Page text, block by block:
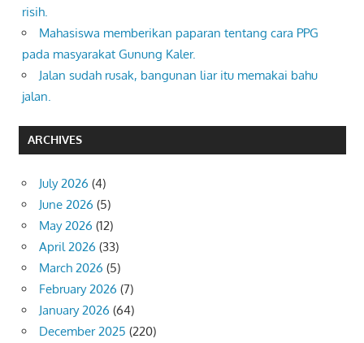
risih.
Mahasiswa memberikan paparan tentang cara PPG
pada masyarakat Gunung Kaler.
Jalan sudah rusak, bangunan liar itu memakai bahu
jalan.
ARCHIVES
July 2026 (4)
June 2026 (5)
May 2026 (12)
April 2026 (33)
March 2026 (5)
February 2026 (7)
January 2026 (64)
December 2025 (220)